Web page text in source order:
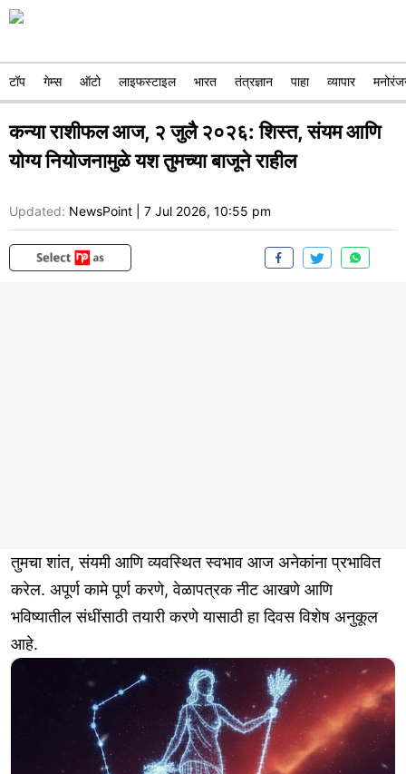
टॉप गेम्स ऑटो लाइफस्टाइल भारत तंत्रज्ञान पाहा व्यापार
कन्या राशीफल आज, २ जुलै २०२६: शिस्त, संयम आणि
योग्य नियोजनामुळे यश तुमच्या बाजूने राहील
Updated: NewsPoint 7 Jul 2026, 10:55 pm
तुमचा शांत, संयमी आणि व्यवस्थित स्वभाव आज अनेकांना प्रभावित
करेल. अपूर्ण कामे पूर्ण करणे, वेळापत्रक नीट आखणे आणि
भविष्यातील संधींसाठी तयारी करणे यासाठी हा दिवस विशेष अनुकूल
आहे.